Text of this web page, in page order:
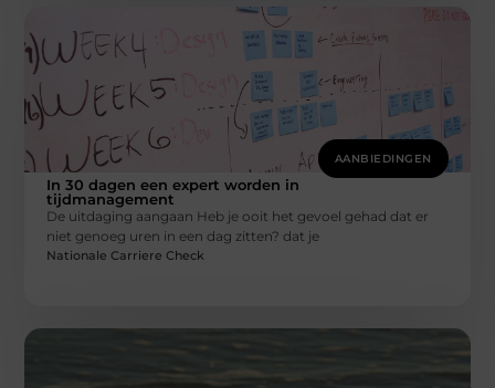
AANBIEDINGEN
In 30 dagen een expert worden in
tijdmanagement
De uitdaging aangaan Heb je ooit het gevoel gehad dat er
niet genoeg uren in een dag zitten? dat je
Nationale Carriere Check